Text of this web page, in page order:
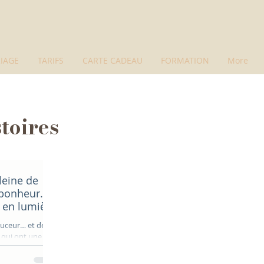
TARIFS CARTE CADEAU FORMATION More
de
lumière
home
et de
partie. Quand